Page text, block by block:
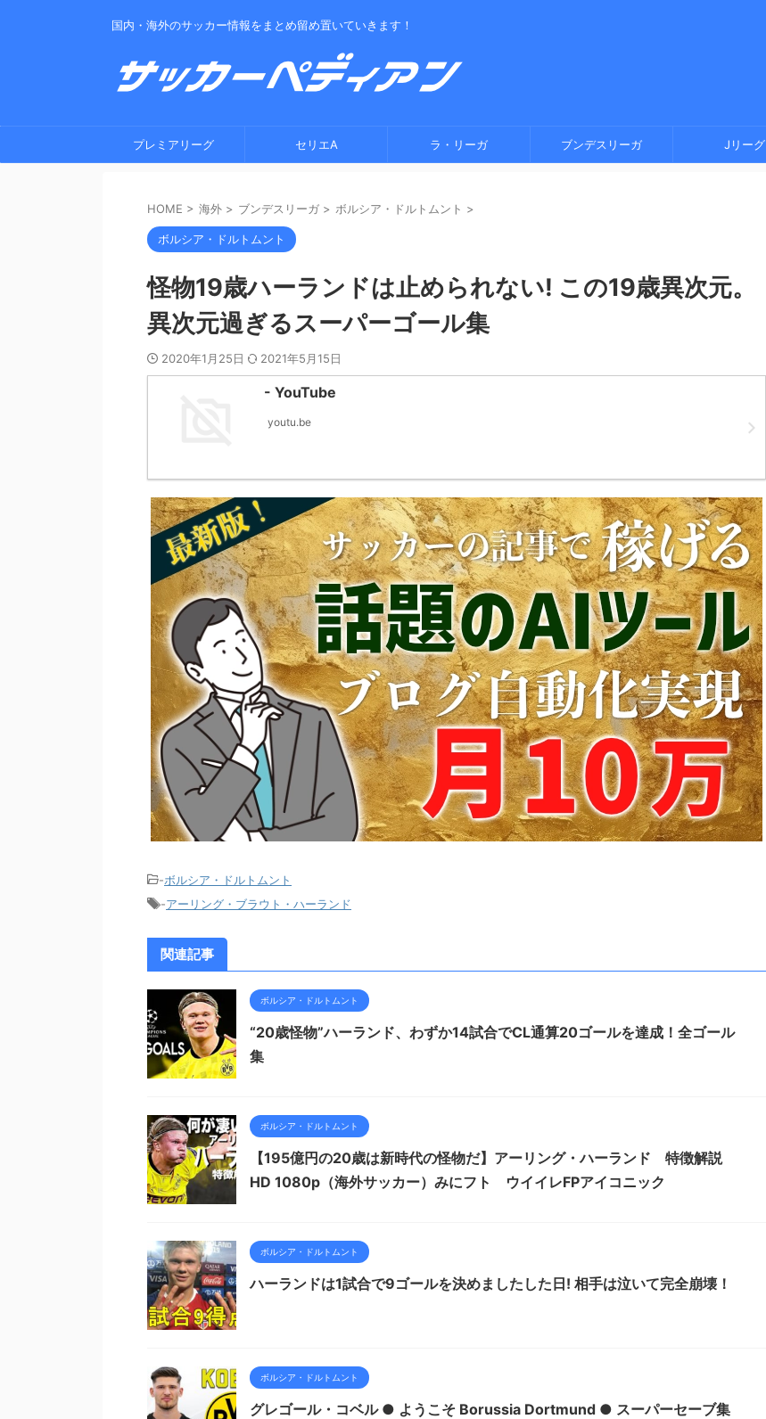
国内・海外のサッカー情報をまとめ留め置いていきます！
プレミアリーグ セリエA ラ・リーガ ブンデスリーガ Jリーグ
HOME > 海外 > ブンデスリーガ > ボルシア・ドルトムント >
ボルシア・ドルトムント
怪物19歳ハーランドは止められない! この19歳異次元。
異次元過ぎるスーパーゴール集
2020年1月25日 2021年5月15日
- YouTube
youtu.be
-ボルシア・ドルトムント
-アーリング・ブラウト・ハーランド
関連記事
ボルシア・ドルトムント
“20歳怪物”ハーランド、わずか14試合でCL通算20ゴールを達成！全ゴール
集
ボルシア・ドルトムント
【195億円の20歳は新時代の怪物だ】アーリング・ハーランド 特徴解説
HD 1080p（海外サッカー）みにフト ウイイレFPアイコニック
ボルシア・ドルトムント
ハーランドは1試合で9ゴールを決めましたした日! 相手は泣いて完全崩壊！
ボルシア・ドルトムント
グレゴール・コベル ● ようこそ Borussia Dortmund ● スーパーセーブ集